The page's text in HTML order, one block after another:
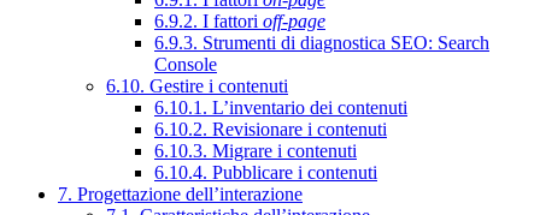
6.9.2. I fattori off-page
6.9.3. Strumenti di diagnostica SEO: Search
Console
6.10. Gestire i contenuti
6.10.1. L’inventario dei contenuti
6.10.2. Revisionare i contenuti
6.10.3. Migrare i contenuti
6.10.4. Pubblicare i contenuti
7. Progettazione dell’interazione